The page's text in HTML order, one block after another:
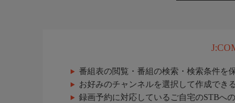
番組表の閲覧・番組の検索・検索条件を
お好みのチャンネルを選択して作成できる
録画予約に対応しているご自宅のSTBへの